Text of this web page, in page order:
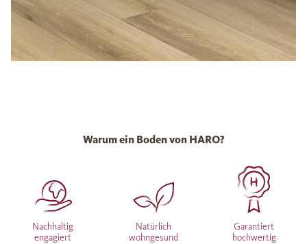
Warum ein Boden von HARO?
Nachhaltig
engagiert
Natürlich
wohngesund
Garantiert
hochwertig